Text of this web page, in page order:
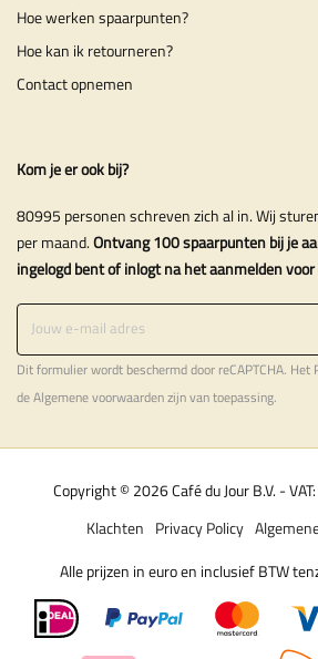
Hoe werken spaarpunten?
Hoe kan ik retourneren?
Contact opnemen
Kom je er ook bij?
80995 personen schreven zich al in. Wij
per maand.Ontvang 100 spaarpunten bij je
ingelogd bent of inlogt na het aanmelden
Dit formulier wordt beschermd door reCAPTCHA. Het
deAlgemene voorwaardenzijn van toepassing.
Copyright © 2026 Café du Jour B.V. -
Privacy Policy
Klachten
Alle prijzen in euro en inclusief BTW